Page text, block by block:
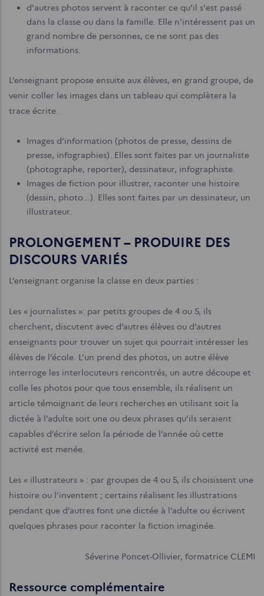
d'autres photos servent à raconter ce qu'il s'est passé
dans la classe ou dans la famille. Elle n'intéressent pas un
grand nombre de personnes, ce ne sont pas des
informations.
L’enseignant propose ensuite aux élèves, en grand groupe, de
venir coller les images dans un tableau qui complètera la
trace écrite.
Images d’information (photos de presse, dessins de
presse, infographies). Elles sont faites par un journaliste
(photographe, reporter), dessinateur, infographiste.
Images de fiction pour illustrer, raconter une histoire
(dessin, photo...). Elles sont faites par un dessinateur, un
illustrateur.
PROLONGEMENT – PRODUIRE DES
DISCOURS VARIÉS
L’enseignant organise la classe en deux parties :
Les « journalistes »: par petits groupes de 4 ou 5, ils
cherchent, discutent avec d’autres élèves ou d’autres
enseignants pour trouver un sujet qui pourrait intéresser les
élèves de l’école. L’un prend des photos, un autre élève
interroge les interlocuteurs rencontrés, un autre découpe et
colle les photos pour que tous ensemble, ils réalisent un
article témoignant de leurs recherches en utilisant soit la
dictée à l’adulte soit une ou deux phrases qu’ils seraient
capables d’écrire selon la période de l’année où cette
activité est menée.
Les « illustrateurs » : par groupes de 4 ou 5, ils choisissent une
histoire ou l’inventent ; certains réalisent les illustrations
pendant que d’autres font une dictée à l’adulte ou écrivent
quelques phrases pour raconter la fiction imaginée.
Séverine Poncet-Ollivier, formatrice CLEMI
Ressource complémentaire